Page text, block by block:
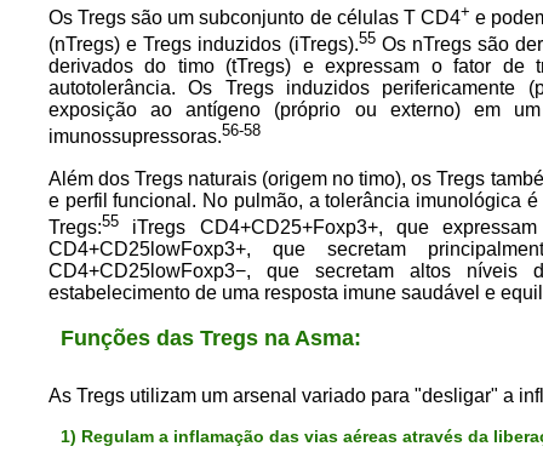
Os Tregs são um subconjunto de células T CD4+ e
(nTregs) e Tregs induzidos (iTregs).55Os nTregs são
derivados do timo (tTregs) e expressam o fator de
autotolerância. Os Tregs induzidos perifericamente
exposição ao antígeno (próprio ou externo) em
imunossupressoras.56-58
Além dos Tregs naturais (origem no timo), os Tregs
e perfil funcional. No pulmão, a tolerância imunológica
Tregs:55 iTregs CD4+CD25+Foxp3+, que
CD4+CD25lowFoxp3+, que secretam
CD4+CD25lowFoxp3−, que secretam altos
estabelecimento de uma resposta imune saudável e
Funções das Tregs na Asma:
As Tregs utilizam um arsenal variado para "desligar" a
1) Regulam a inflamação das vias aéreas através da